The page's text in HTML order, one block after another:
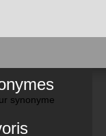
synonyme